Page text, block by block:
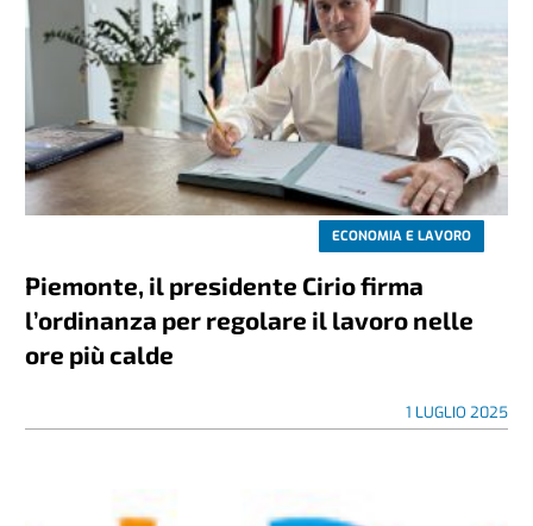
ECONOMIA E LAVORO
Piemonte, il presidente Cirio firma
l’ordinanza per regolare il lavoro nelle
ore più calde
1 LUGLIO 2025